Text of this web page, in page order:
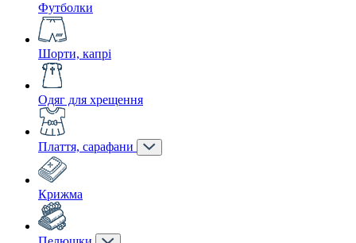
Футболки
Шорти, капрі
Одяг для хрещення
Плаття, сарафани
Крижма